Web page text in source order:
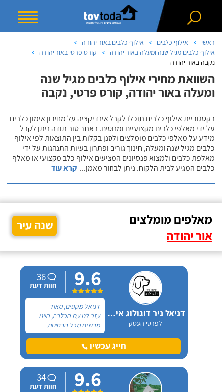
ראשי אילוף כלבים
אילוף כלבים באור יהודה
אילוף כלבים מגיל שנה ומעלה באור יהודה
קורס פרטי באור יהודה
נקבה באור יהודה
השוואת מחירי אילוף כלבים מגיל שנה
ומעלה באור יהודה, קורס פרטי, נקבה
בקטגוריית אילוף כלבים תוכלו לקבל אינדיקציה על מחירון אימון כלבים
על ידי מאלפי כלבים מקצועיים ומנוסים. באתר טוב תודה ניתן לקבל
מידע על מאלפי כלבים מומלצים ולסנן בקלות בין התוצאות לפי אילוף
כלבים מגיל שנה ומעלה, חינוך גורים ופתרון בעיות התנהגות על ידי
מאלפת כלבים ולמצוא פנסיונים המציעים אילוף כלב מקצועי או מאלף
כלבים המגיע לבית הלקוח. ניתן לבחור מאמן... קרא עוד
מאלפים מומלצים
אור יהודה
שנה עיר
דניאל ניר דוגולוג אילוף כלבים
לפרטי העסק
9.6
36
חוות דעת
דניאל מקסים, מאוד
עזר לנו עם הכלבה, היינו
מרוצים מכל הבחינות
ואנחנו ממליצים בחום. יש
לנו כלבה שהיו לה בעיות
התנהגות שונות וזאת שהכי
אכילה מפח הזבל הביתי.
חייג עכשיו
9.6
34
חוות דעת